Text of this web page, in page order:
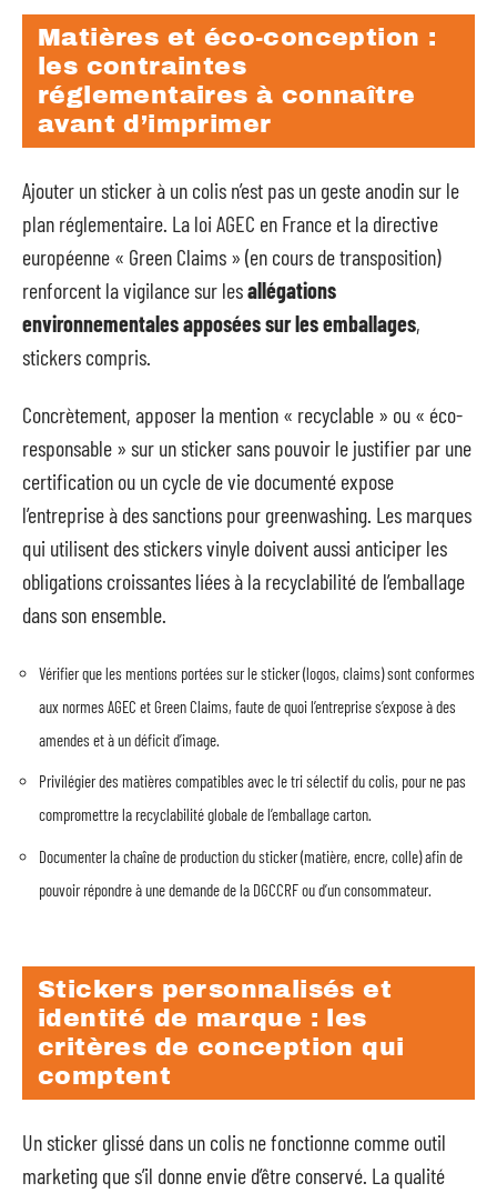
Matières et éco-conception :
les contraintes
réglementaires à connaître
avant d’imprimer
Ajouter un sticker à un colis n’est pas un geste anodin sur le
plan réglementaire. La loi AGEC en France et la directive
européenne « Green Claims » (en cours de transposition)
renforcent la vigilance sur lesallégations
environnementales apposées sur les emballages,
stickers compris.
Concrètement, apposer la mention « recyclable » ou « éco-
responsable » sur un sticker sans pouvoir le justifier par une
certification ou un cycle de vie documenté expose
l’entreprise à des sanctions pour greenwashing. Les marques
qui utilisent des stickers vinyle doivent aussi anticiper les
obligations croissantes liées à la recyclabilité de l’emballage
dans son ensemble.
Vérifier que les mentions portées sur le sticker (logos, claims) sont conformes
aux normes AGEC et Green Claims, faute de quoi l’entreprise s’expose à des
amendes et à un déficit d’image.
Privilégier des matières compatibles avec le tri sélectif du colis, pour ne pas
compromettre la recyclabilité globale de l’emballage carton.
Documenter la chaîne de production du sticker (matière, encre, colle) afin de
pouvoir répondre à une demande de la DGCCRF ou d’un consommateur.
Stickers personnalisés et
identité de marque : les
critères de conception qui
comptent
Un sticker glissé dans un colis ne fonctionne comme outil
marketing que s’il donne envie d’être conservé. La qualité